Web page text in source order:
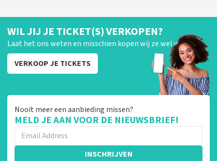
WIL JIJ JE TICKET(S) VERKOPEN?
Laat het ons weten en misschien kopen wij ze wel van je!
VERKOOP JE TICKETS
Nooit meer een aanbieding missen?
MELD JE AAN VOOR DE NIEUWSBRIEF!
INSCHRIJVEN